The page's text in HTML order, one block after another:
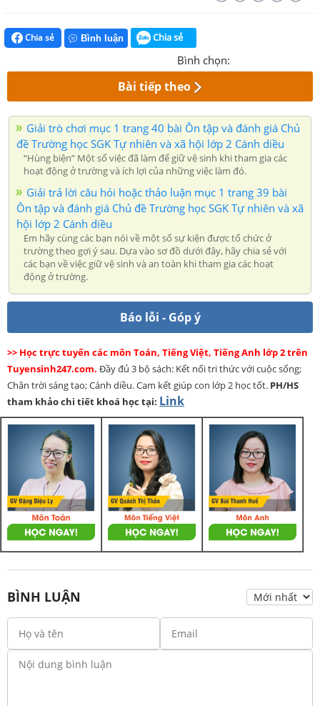
Chia sẻ Bình luận Chia sẻ
Bình chọn:
Bài tiếp theo
Giải trò chơi mục 1 trang 40 bài Ôn tập và đánh giá Chủ
đề Trường học SGK Tự nhiên và xã hội lớp 2 Cánh diều
“Hùng biện” Một số việc đã làm để giữ vệ sinh khi tham gia các
hoạt động ở trường và ích lợi của những việc làm đó.
Giải trả lời câu hỏi hoặc thảo luận mục 1 trang 39 bài
Ôn tập và đánh giá Chủ đề Trường học SGK Tự nhiên và xã
hội lớp 2 Cánh diều
Em hãy cùng các bạn nói về một số sự kiện được tổ chức ở
trường theo gợi ý sau. Dựa vào sơ đồ dưới đây, hãy chia sẻ với
các bạn về việc giữ vệ sinh và an toàn khi tham gia các hoạt
động ở trường.
Báo lỗi - Góp ý
>> Học trực tuyến các môn Toán, Tiếng Việt, Tiếng Anh lớp 2 trên
Tuyensinh247.com. Đầy đủ 3 bộ sách: Kết nối tri thức với cuộc sống;
Chân trời sáng tạo; Cánh diều. Cam kết giúp con lớp 2 học tốt. PH/HS
tham khảo chi tiết khoá học tại: Link
BÌNH LUẬN